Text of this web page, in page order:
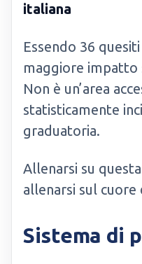
italiana
Essendo 36
maggiore
Non è un’area
statisticamente
graduatoria.
Allenarsi su
allenarsi sul cuore
Sistema di